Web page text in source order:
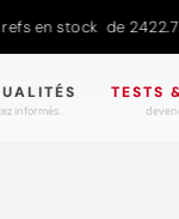
en stock de 2422.78
informés.
TESTS